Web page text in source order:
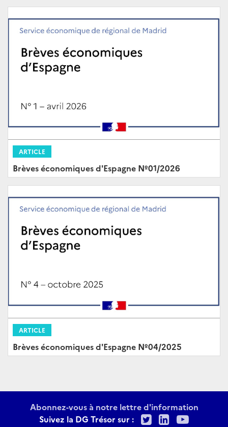
ARTICLE
Brèves économiques d'Espagne Nº01/2026
ARTICLE
Brèves économiques d'Espagne Nº04/2025
Abonnez-vous à notre lettre d'information
Suivez la DG Trésor sur :
TwitterLinkedIn